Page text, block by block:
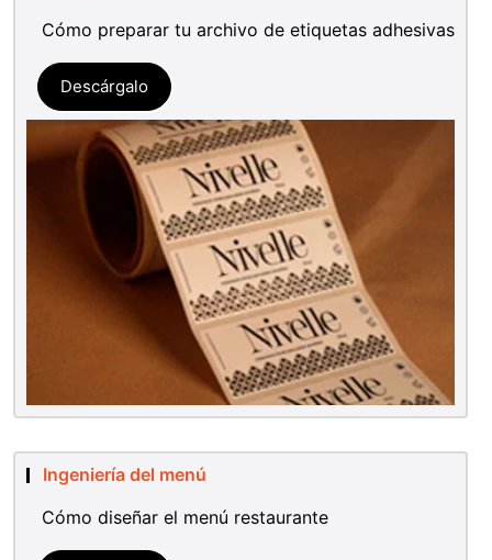
Cómo preparar tu archivo de etiquetas adhesivas
Descárgalo
Ingeniería del menú
Cómo diseñar el menú restaurante